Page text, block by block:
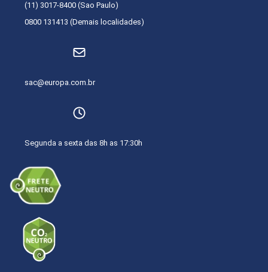
(11) 3017-8400 (Sao Paulo)
0800 131413 (Demais localidades)
sac@europa.com.br
Segunda a sexta das 8h as 17:30h